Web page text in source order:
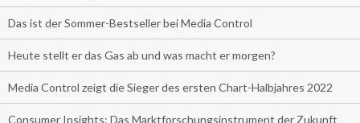
Das ist der Sommer-Bestseller bei Media Control
Heute stellt er das Gas ab und was macht er morgen?
Media Control zeigt die Sieger des ersten Chart-Halbjahres 2022
Consumer Insights: Das Marktforschungsinstrument der Zukunft